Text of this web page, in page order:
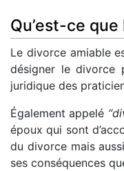
Qu’est-ce
Le divorce amiable
désigner le divorce
juridique des
Également appelé
époux qui sont
du divorce mais aussi
ses conséquences